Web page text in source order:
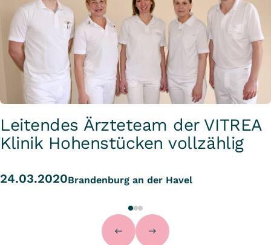
Leitendes Ärzteteam der VITREA
Klinik Hohenstücken vollzählig
24.03.2020Brandenburg an der Havel